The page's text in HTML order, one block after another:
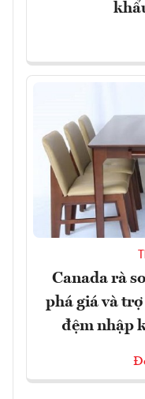
Canada rà
phá giá và
đệm nhập